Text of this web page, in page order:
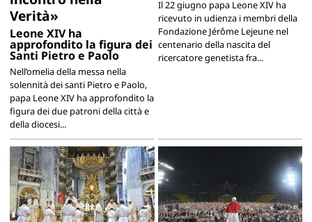
Verità»
Leone XIV ha
approfondito la figura dei
Santi Pietro e Paolo
Nell’omelia della messa nella
solennità dei santi Pietro e Paolo,
papa Leone XIV ha approfondito la
figura dei due patroni della città e
della diocesi...
Il 22 giugno papa Leone XIV ha
ricevuto in udienza i membri della
Fondazione Jérôme Lejeune nel
centenario della nascita del
ricercatore genetista fra...